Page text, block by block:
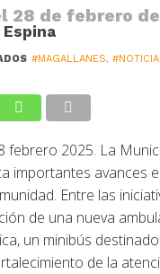
28 de febrero
#MAGALLANES,
febrero 2025. La
importantes avances
Entre las
de una nueva
un minibús
de la